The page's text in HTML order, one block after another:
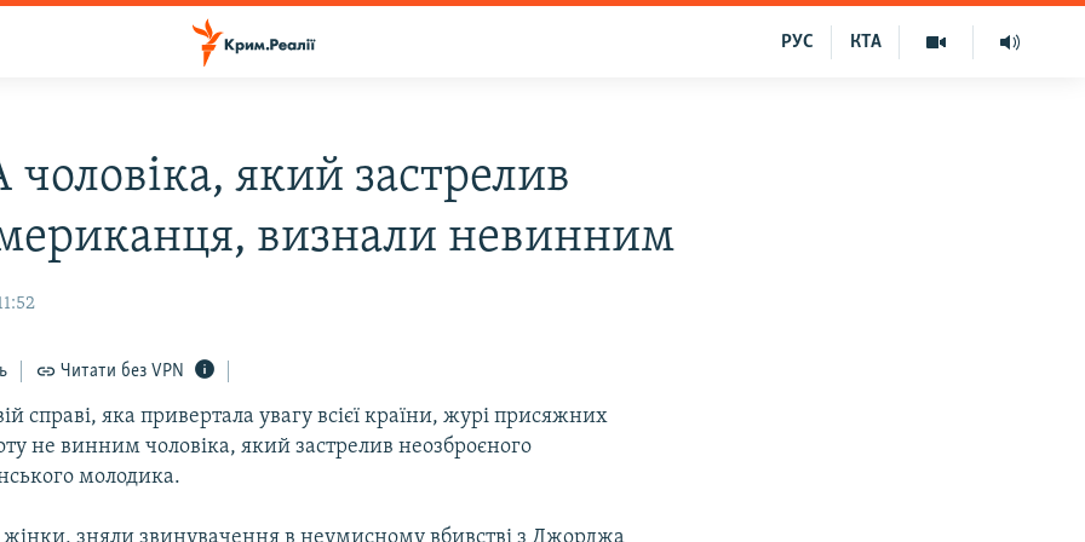
КТА
РУС
який застрелив
визнали невинним
Читати без VPN
справі, яка привертала увагу всієї країни, журі присяжних
не винним чоловіка, який застрелив неозброєного
молодика.